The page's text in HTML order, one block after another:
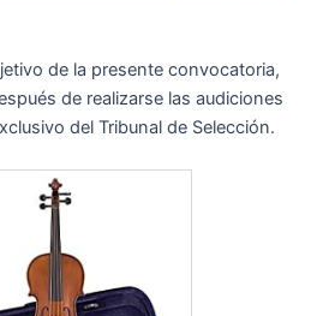
de la presente convocatoria,
de realizarse las audiciones
del Tribunal de Selección.